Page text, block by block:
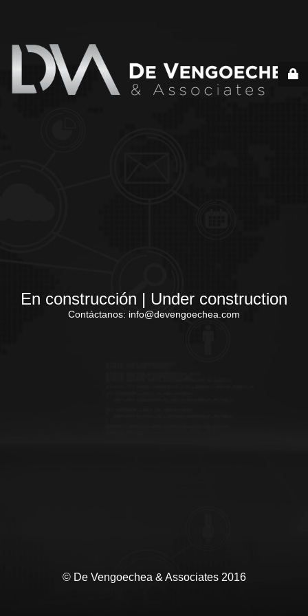
En construcción | Under construction
Contáctanos: info@devengoechea.com
© De Vengoechea & Associates 2016